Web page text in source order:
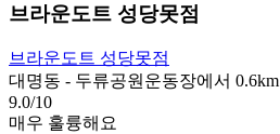
브라운도트 성당못점
브라운도트 성당못점
대명동 - 두류공원운동장에서 0.6km
9.0/10
매우 훌륭해요